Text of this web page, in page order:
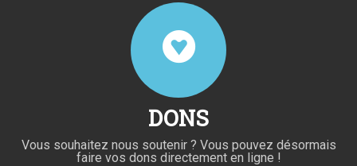
DONS
Vous souhaitez nous soutenir ? Vous pouvez désormais
faire vos dons directement en ligne !